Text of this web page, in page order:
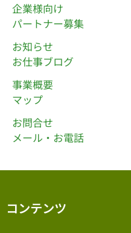
企業様向け
パートナー募集
お知らせ
お仕事ブログ
事業概要
マップ
お問合せ
メール・お電話
コンテンツ